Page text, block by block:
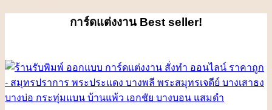
การ์ดแต่งงาน Best seller!